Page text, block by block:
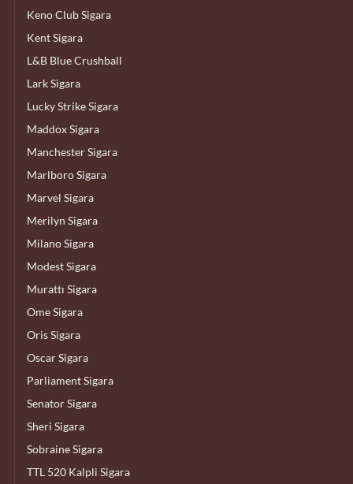
Keno Club Sigara
Kent Sigara
L&B Blue Crushball
Lark Sigara
Lucky Strike Sigara
Maddox Sigara
Manchester Sigara
Marlboro Sigara
Marvel Sigara
Merilyn Sigara
Milano Sigara
Modest Sigara
Murattı Sigara
Ome Sigara
Oris Sigara
Oscar Sigara
Parliament Sigara
Senator Sigara
Sheri Sigara
Sobraine Sigara
TTL 520 Kalpli Sigara